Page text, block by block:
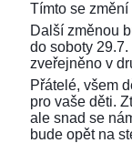
Tímto se
Další změnou
do soboty
zveřejněno v
Přátelé, všem
pro vaše děti.
ale snad se
bude opět na